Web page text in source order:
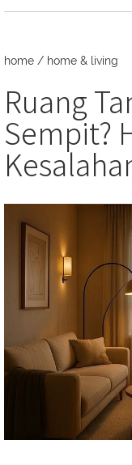
home / home & living
Ruang
Sempit?